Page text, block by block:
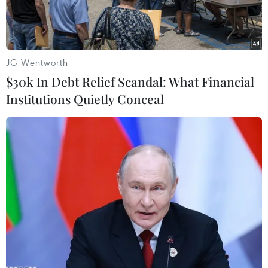
Khu vực cách ly được phân thành nhiều lớp ngăn chặn mầm
bệnh lan nhiễm. Ảnh: Văn Dũng - TTXVN
Ngày 31/1, ông Lê Đức Nhân - Giám đốc Bệnh
viện Đà Nẵng cho biết bệnh viện đã lên kế
hoạch cụ thể thực hiện các biện pháp cách ly để
JG Wentworth
$30k In Debt Relief Scandal: What Financial
Institutions Quietly Conceal